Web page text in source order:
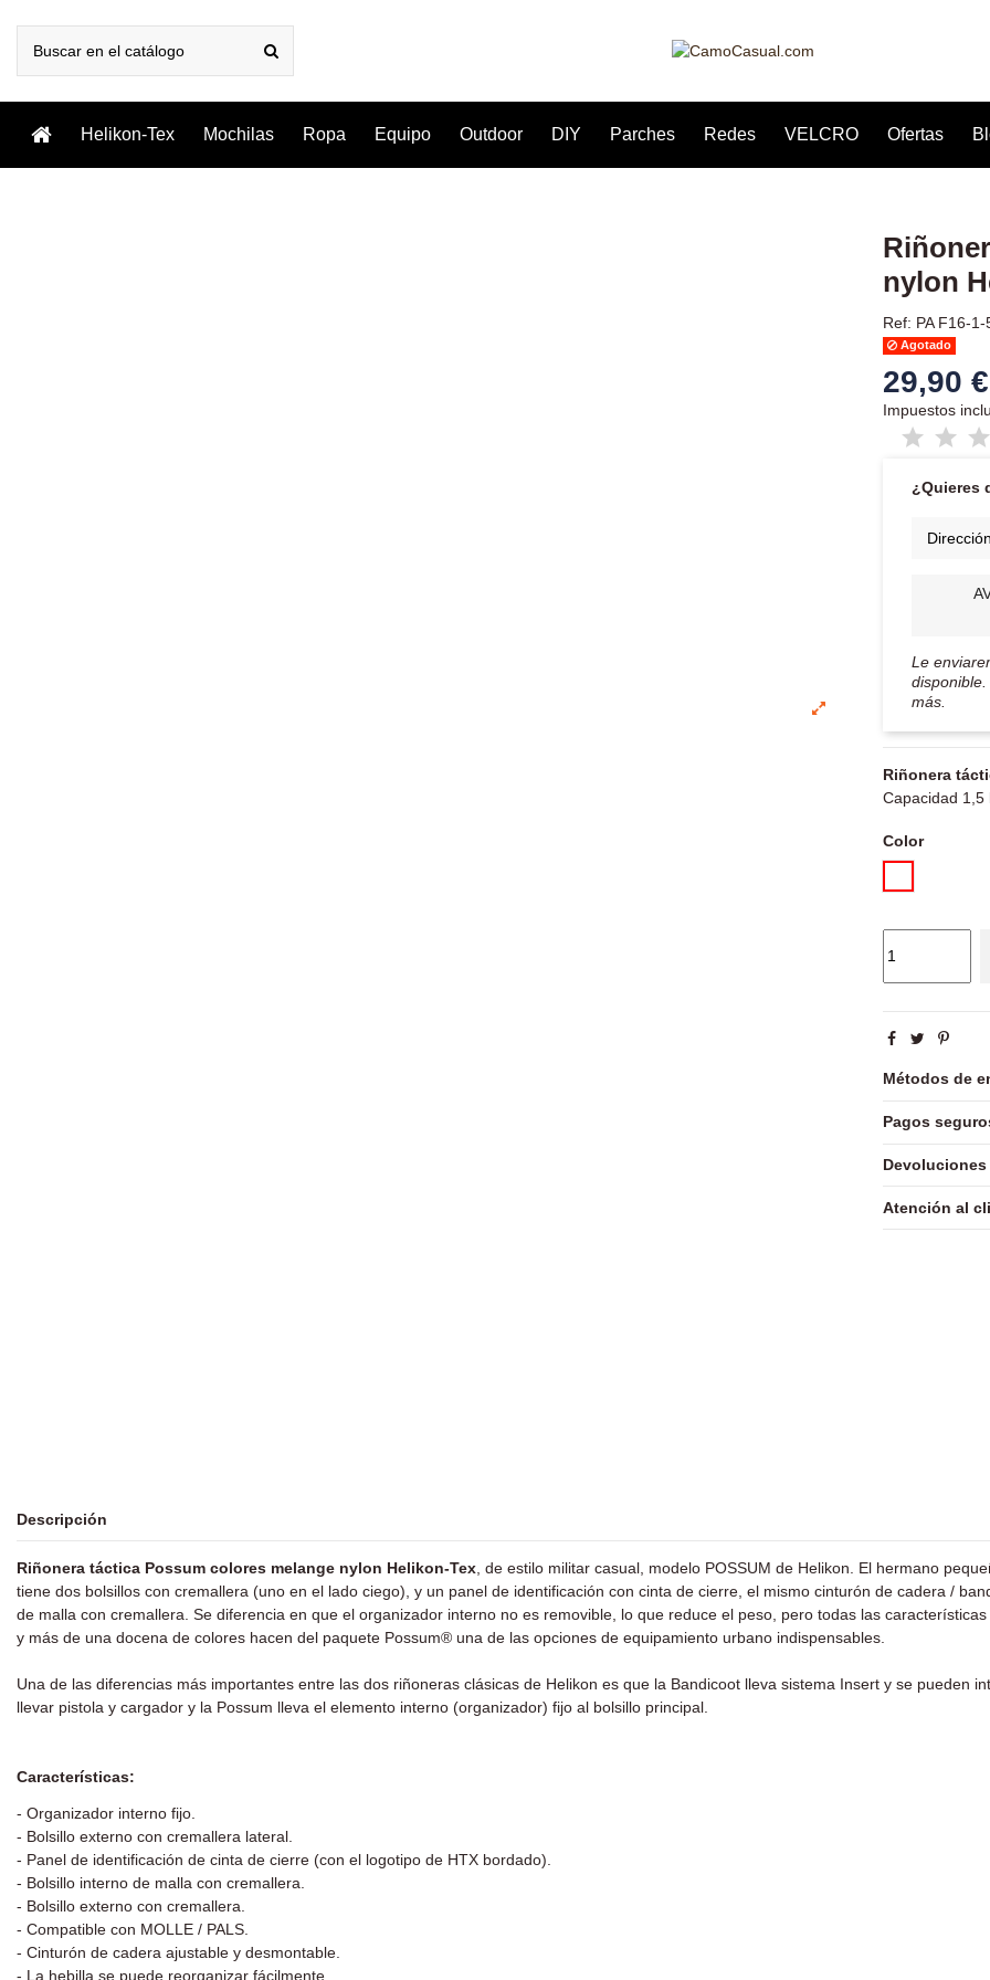
Helikon-Tex Mochilas Ropa Equipo Outdoor DIY Parches Redes VELCRO Ofertas
nylon
Ref: PA F16-1-
Agotado
29,90 €
Impuestos
¿Quieres
Le
más.
Riñonera
Capacidad 1,5
Color
Métodos de
Pagos
Devoluciones
Atención al
Descripción
Riñonera táctica Possum colores melange nylon Helikon-Tex, de estilo militar casual, modelo POSSUM de Helikon. El hermano
tiene dos bolsillos con cremallera (uno en el lado ciego), y un panel de identificación con cinta de cierre, el mismo cinturón de cadera /
de malla con cremallera. Se diferencia en que el organizador interno no es removible, lo que reduce el peso, pero todas las
y más de una docena de colores hacen del paquete Possum® una de las opciones de equipamiento urbano indispensables.
Una de las diferencias más importantes entre las dos riñoneras clásicas de Helikon es que la Bandicoot lleva sistema Insert y se pueden
llevar pistola y cargador y la Possum lleva el elemento interno (organizador) fijo al bolsillo principal.
Características:
- Organizador interno fijo.
- Bolsillo externo con cremallera lateral.
- Panel de identificación de cinta de cierre (con el logotipo de HTX bordado).
- Bolsillo interno de malla con cremallera.
- Bolsillo externo con cremallera.
- Compatible con MOLLE / PALS.
- Cinturón de cadera ajustable y desmontable.
- La hebilla se puede reorganizar fácilmente